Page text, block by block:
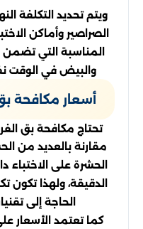
ويتم تحديد التكلفة
الصراصير وأماكن
المناسبة التي تضمن
والبيض في الوقت
أسعار مكافحة
تحتاج مكافحة بق
مقارنة بالعديد من
الحشرة على الاختباء
الدقيقة، ولهذا تكون
الحاجة إلى
كما تعتمد الأسعار